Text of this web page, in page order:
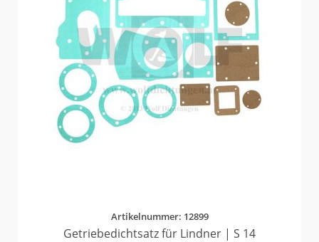
Artikelnummer: 12899
Getriebedichtsatz für Lindner | S 14